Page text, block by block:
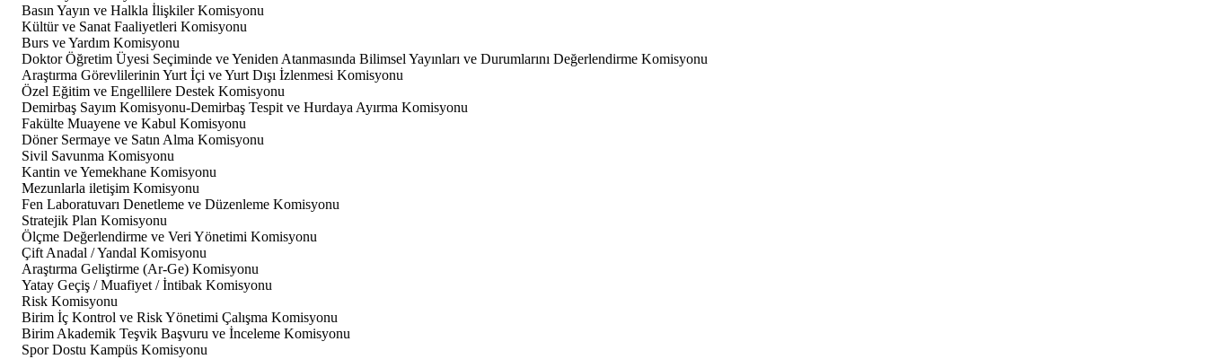
Basın Yayın ve Halkla İlişkiler Komisyonu
Kültür ve Sanat Faaliyetleri Komisyonu
Burs ve Yardım Komisyonu
Doktor Öğretim Üyesi Seçiminde ve Yeniden Atanmasında Bilimsel Yayınları ve Durumlarını Değerlendirme Komisyonu
Araştırma Görevlilerinin Yurt İçi ve Yurt Dışı İzlenmesi Komisyonu
Özel Eğitim ve Engellilere Destek Komisyonu
Demirbaş Sayım Komisyonu-Demirbaş Tespit ve Hurdaya Ayırma Komisyonu
Fakülte Muayene ve Kabul Komisyonu
Döner Sermaye ve Satın Alma Komisyonu
Sivil Savunma Komisyonu
Kantin ve Yemekhane Komisyonu
Mezunlarla iletişim Komisyonu
Fen Laboratuvarı Denetleme ve Düzenleme Komisyonu
Stratejik Plan Komisyonu
Ölçme Değerlendirme ve Veri Yönetimi Komisyonu
Çift Anadal / Yandal Komisyonu
Araştırma Geliştirme (Ar-Ge) Komisyonu
Yatay Geçiş / Muafiyet / İntibak Komisyonu
Risk Komisyonu
Birim İç Kontrol ve Risk Yönetimi Çalışma Komisyonu
Birim Akademik Teşvik Başvuru ve İnceleme Komisyonu
Spor Dostu Kampüs Komisyonu